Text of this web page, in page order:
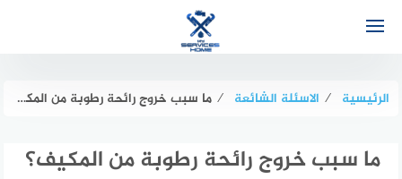
الرئيسية ⁄ الاسئلة الشائعة ⁄ ما سبب خروج رائحة رطوبة من المكيف؟
ما سبب خروج رائحة رطوبة من المكيف؟